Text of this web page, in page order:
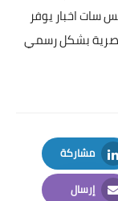
سات اخبار يوفر
بشكل رسمي
مشاركة
LinkedIn
إرسال